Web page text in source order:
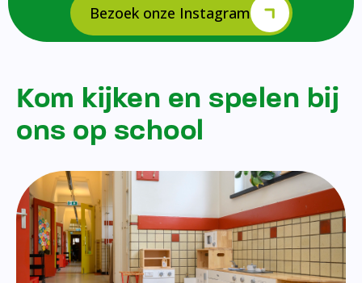
Bezoek onze Instagram
Kom kijken en spelen bij
ons op school